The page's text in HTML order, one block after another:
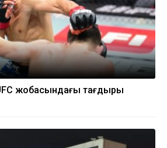
жобасындағы тағдыры